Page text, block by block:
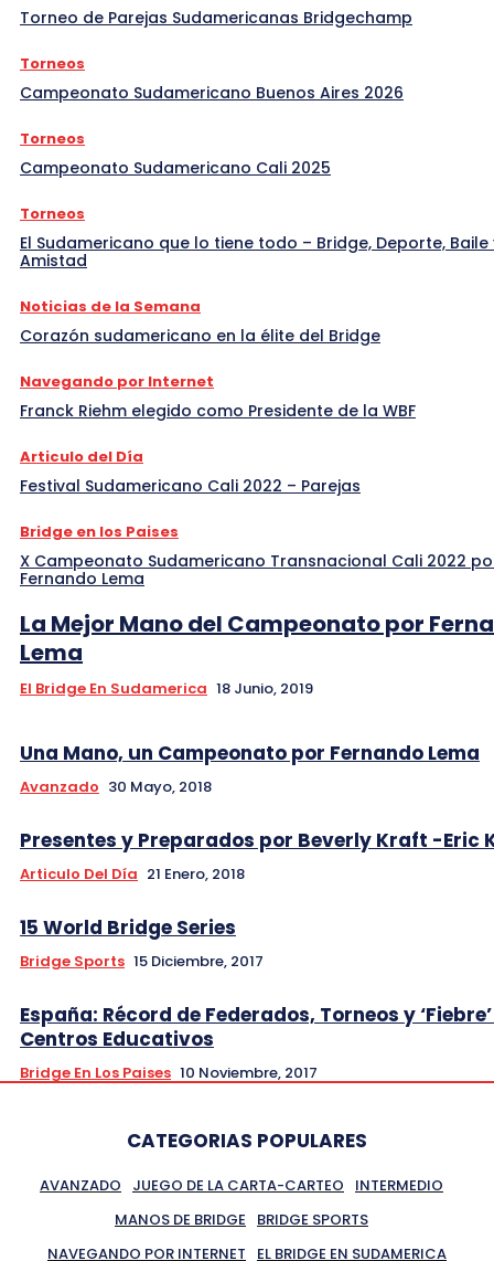
Torneo de Parejas Sudamericanas Bridgechamp
Torneos
Campeonato Sudamericano Buenos Aires 2026
Torneos
Campeonato Sudamericano Cali 2025
Torneos
El Sudamericano que lo tiene todo – Bridge, Deporte, Baile
Amistad
Noticias de la Semana
Corazón sudamericano en la élite del Bridge
Navegando por Internet
Franck Riehm elegido como Presidente de la WBF
Articulo del Día
Festival Sudamericano Cali 2022 – Parejas
Bridge en los Paises
X Campeonato Sudamericano Transnacional Cali 2022
Fernando Lema
La Mejor Mano del Campeonato por
Lema
El Bridge En Sudamerica 18 Junio, 2019
Una Mano, un Campeonato por Fernando Lema
Avanzado 30 Mayo, 2018
Presentes y Preparados por Beverly Kraft -Eric
Articulo Del Día 21 Enero, 2018
15 World Bridge Series
Bridge Sports 15 Diciembre, 2017
España: Récord de Federados, Torneos y
Centros Educativos
Bridge En Los Paises 10 Noviembre, 2017
CATEGORIAS POPULARES
AVANZADO JUEGO DE LA CARTA-CARTEO
INTERMEDIO
MANOS DE BRIDGE
BRIDGE SPORTS
NAVEGANDO POR INTERNET
EL BRIDGE EN SUDAMERICA